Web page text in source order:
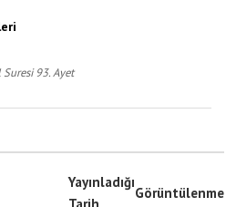
Suresi 93. Ayet
Yayınladığı
Görüntülenme